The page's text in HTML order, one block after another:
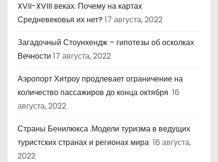
XVII-XVIII веках. Почему на картах
Средневековья их нет? 17 августа, 2022
Загадочный Стоунхендж – гипотезы об осколках
Вечности 17 августа, 2022
Аэропорт Хитроу продлевает ограничение на
количество пассажиров до конца октября 16
августа, 2022
Страны Бенилюкса .Модели туризма в ведущих
туристских странах и регионах мира 16 августа,
2022